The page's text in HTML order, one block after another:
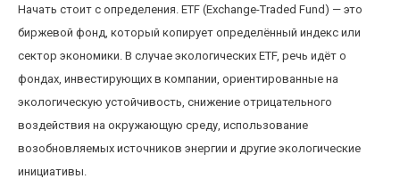
Начать стоит с определения. ETF (Exchange-Traded Fund) — это
биржевой фонд, который копирует определённый индекс или
сектор экономики. В случае экологических ETF, речь идёт о
фондах, инвестирующих в компании, ориентированные на
экологическую устойчивость, снижение отрицательного
воздействия на окружающую среду, использование
возобновляемых источников энергии и другие экологические
инициативы.